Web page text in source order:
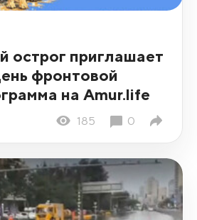
острог приглашает
фронтовой
на Amur.life
185 0